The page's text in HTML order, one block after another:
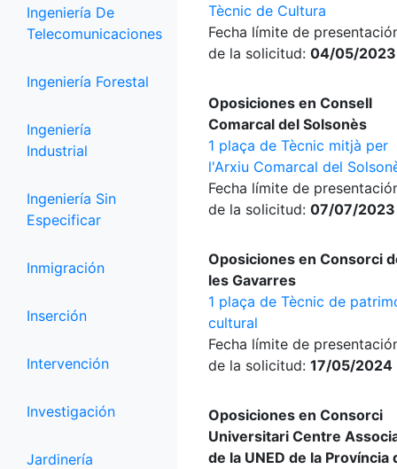
Ingeniería De
Telecomunicaciones
Ingeniería Forestal
Ingeniería
Industrial
Ingeniería Sin
Especificar
Inmigración
Inserción
Intervención
Investigación
Jardinería
Tècnic de Cultura
Fecha límite de
de la solicitud: 04/05/2023
Oposiciones en Consell
Comarcal del Solsonès
1 plaça de Tècnic mitjà per
l'Arxiu Comarcal del
Fecha límite de
de la solicitud: 07/07/2023
Oposiciones en Consorci
les Gavarres
1 plaça de Tècnic de
cultural
Fecha límite de
de la solicitud: 17/05/2024
Oposiciones en Consorci
Universitari Centre
de la UNED de la Província